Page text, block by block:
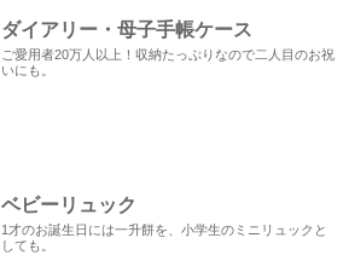
ダイアリー・母子手帳ケース
ご愛用者20万人以上！収納たっぷりなので二人目のお祝
いにも。
ベビーリュック
1才のお誕生日には一升餅を、小学生のミニリュックと
しても。